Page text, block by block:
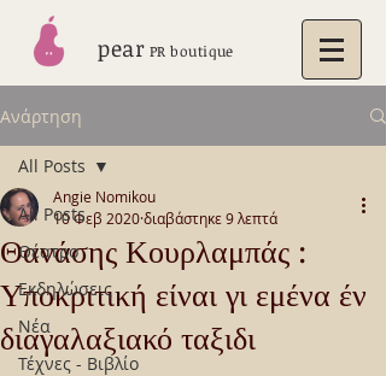
pear PR boutique
Ανάρτηση
All Posts
Θέατρο
Εκδηλώσεις
Νέα
Τέχνες - Βιβλίο
All Posts
Θανάσης Κουρλαμπάς :
Υποκριτική είναι γι εμένα έν
διαγαλαξιακό ταξιδι
Angie Nomikou
10 Φεβ 2020διαβάστηκε 9 λεπτά